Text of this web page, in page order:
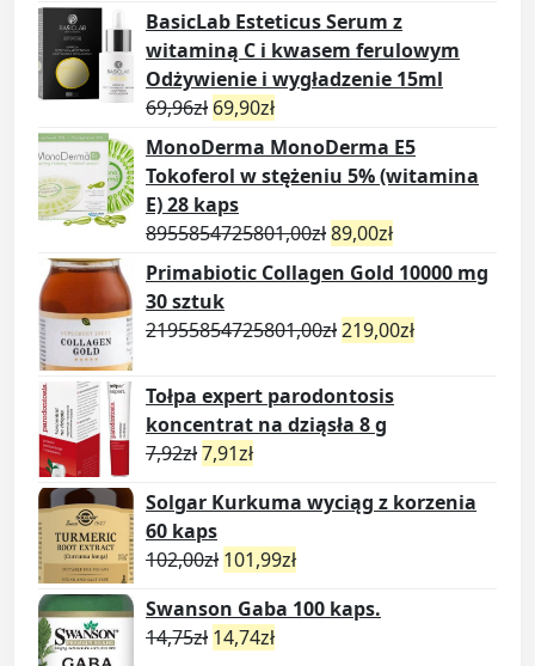
BasicLab Esteticus Serum z
witaminą C i kwasem ferulowym
Odżywienie i wygładzenie 15ml
69,96zł 69,90zł
MonoDerma MonoDerma E5
Tokoferol w stężeniu 5% (witamina
E) 28 kaps
8955854725801,00zł89,00zł
Primabiotic Collagen Gold 10000 mg
30 sztuk
21955854725801,00zł219,00zł
Tołpa expert parodontosis
koncentrat na dziąsła 8 g
7,92zł7,91zł
Solgar Kurkuma wyciąg z korzenia
60 kaps
102,00zł 101,99zł
Swanson Gaba 100 kaps.
14,75zł 14,74zł